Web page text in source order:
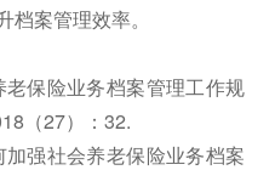
案管理效率。
保险业务档案管理工作规
（27）：32.
强社会养老保险业务档案